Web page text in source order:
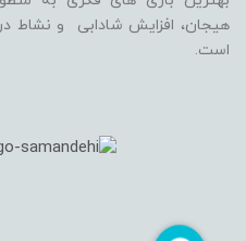
هیجان، افزایش شادابی و نشاط
است.